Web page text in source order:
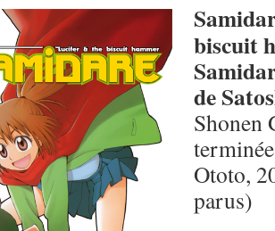
biscuit
de
Shonen
Ototo,
parus)